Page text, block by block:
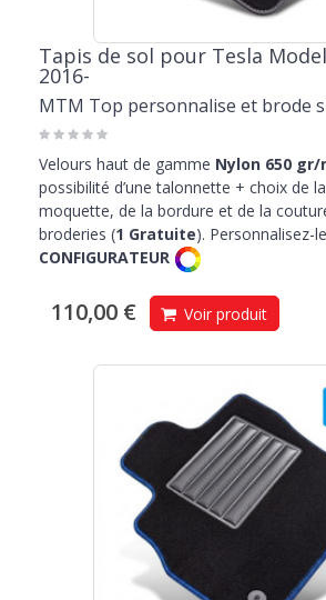
Tapis de sol pour Tesla
2016-
MTM Top personnalise et brode
Velours haut de gamme Nylon 650 gr/
possibilité d’une talonnette + choix de
moquette, de la bordure et de la
broderies (1 Gratuite). Personnalisez-
CONFIGURATEUR
110,00 € Voir produit